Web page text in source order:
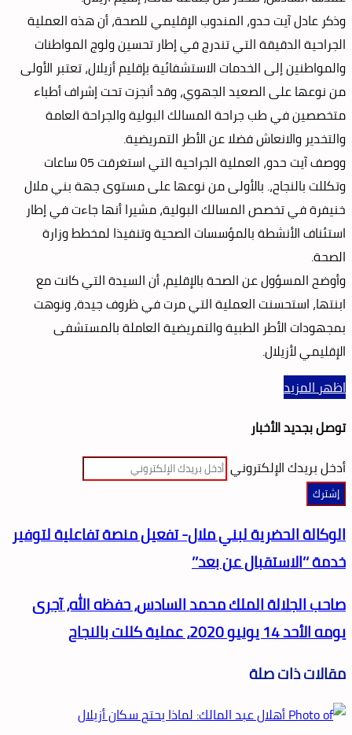
وذكر عادل آيت حدو، المندوب الإقليمي للصحة، أن هذه العملية
الجراحية الدقيقة التي تندرج في إطار تحسين ولوج المواطنات
والمواطنين إلى الخدمات الاستشفائية بإقليم أزيلال، تعتبر الأولى
من نوعها على الصعيد الجهوي، وقد أنجزت تحت إشرافأطباء
متخصصين في طب جراحة المسالك البولية والجراحة العامة
والتخدير والانعاش فضلا عن الأطر التمريضية.
ووصف آيت حدو، العملية الجراحية التي استغرقت 05 ساعات
وتكللت بالنجاح،. بالأولى من نوعها على مستوى جهة بني ملال
خنيفرة في تخصص المسالك البولية، مشيرا أنها جاءت في إطار
استئناف الأنشطة بالمؤسسات الصحية وتنفيذا لمخطط وزارة
الصحة.
وأوضح المسؤول عن الصحة بالإقليم، أن السيدة التي كانت مع
ابنتها، استحسنت العملية التي مرت في ظروف جيدة، ونوهت
بمجهودات الأطر الطبية والتمريضية العاملة بالمستشفى
الإقليمي لأزيلال.
اظهر المزيد
توصل بجديد الأخبار
أدخل بريدك الإلكتروني
الوكالة الحضرية لبني ملال- تفعيل منصة تفاعلية لتوفير
خدمة ‘’الاستقبال عن بعد’’
صاحب الجلالة الملك محمد السادس، حفظه الله، آجرى
يومه الأحد 14 يونيو 2020، عملية كللت بالنجاح
مقالات ذات صلة